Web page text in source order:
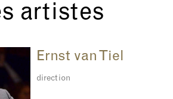
artistes
Ernst van Tiel
direction